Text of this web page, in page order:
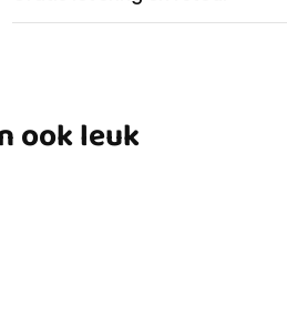
ook leuk